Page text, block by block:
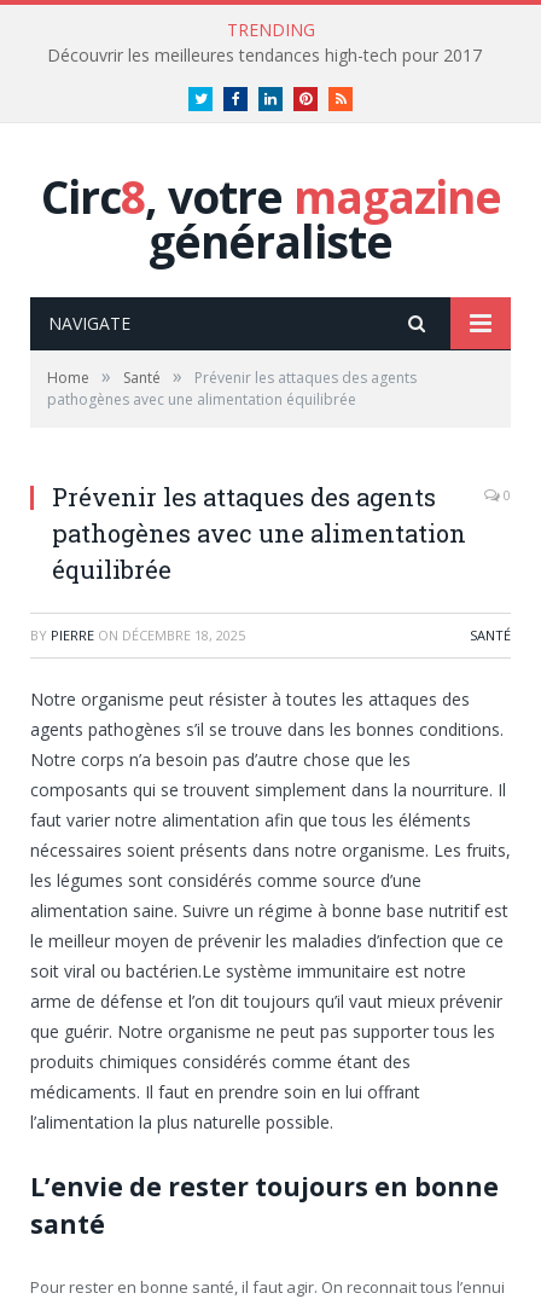
TRENDING
Découvrir les meilleures tendances high-tech pour 2017
TwitterFacebookLinkedInPinterestRSS
Circ8, votre magazine
généraliste
NAVIGATE
Home » Santé »
Prévenir les attaques des agents
pathogènes avec une alimentation équilibrée
Prévenir les attaques des agents
pathogènes avec une alimentation
équilibrée
0
BY PIERRE ON DÉCEMBRE 18, 2025 SANTÉ
Notre organisme peut résister à toutes les attaques des
agents pathogènes s’il se trouve dans les bonnes conditions.
Notre corps n’a besoin pas d’autre chose que les
composants qui se trouvent simplement dans la nourriture. Il
faut varier notre alimentation afin que tous les éléments
nécessaires soient présents dans notre organisme. Les fruits,
les légumes sont considérés comme source d’une
alimentation saine. Suivre un régime à bonne base nutritif est
le meilleur moyen de prévenir les maladies d’infection que ce
soit viral ou bactérien.Le système immunitaire est notre
arme de défense et l’on dit toujours qu’il vaut mieux prévenir
que guérir. Notre organisme ne peut pas supporter tous les
produits chimiques considérés comme étant des
médicaments. Il faut en prendre soin en lui offrant
l’alimentation la plus naturelle possible.
L’envie de rester toujours en bonne
santé
Pour rester en bonne santé, il faut agir. On reconnait tous l’ennui